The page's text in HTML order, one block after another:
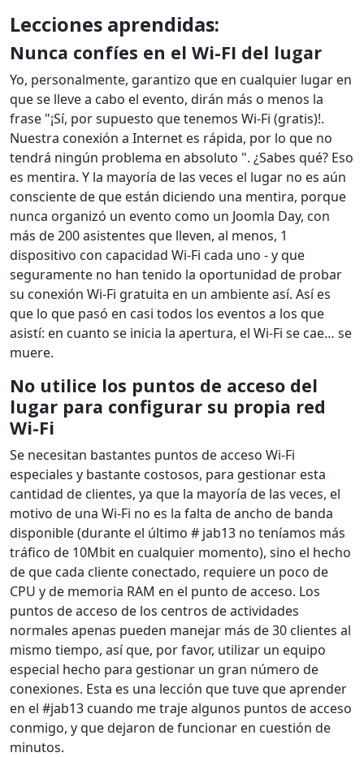
Lecciones aprendidas:
Nunca confíes en el Wi-FI del lugar
Yo, personalmente, garantizo que en cualquier lugar en
que se lleve a cabo el evento, dirán más o menos la
frase "¡Sí, por supuesto que tenemos Wi-Fi (gratis)!.
Nuestra conexión a Internet es rápida, por lo que no
tendrá ningún problema en absoluto ". ¿Sabes qué? Eso
es mentira. Y la mayoría de las veces el lugar no es aún
consciente de que están diciendo una mentira, porque
nunca organizó un evento como un Joomla Day, con
más de 200 asistentes que lleven, al menos, 1
dispositivo con capacidad Wi-Fi cada uno - y que
seguramente no han tenido la oportunidad de probar
su conexión Wi-Fi gratuita en un ambiente así. Así es
que lo que pasó en casi todos los eventos a los que
asistí: en cuanto se inicia la apertura, el Wi-Fi se cae… se
muere.
No utilice los puntos de acceso del
lugar para configurar su propia red
Wi-Fi
Se necesitan bastantes puntos de acceso Wi-Fi
especiales y bastante costosos, para gestionar esta
cantidad de clientes, ya que la mayoría de las veces, el
motivo de una Wi-Fi no es la falta de ancho de banda
disponible (durante el último # jab13 no teníamos más
tráfico de 10Mbit en cualquier momento), sino el hecho
de que cada cliente conectado, requiere un poco de
CPU y de memoria RAM en el punto de acceso. Los
puntos de acceso de los centros de actividades
normales apenas pueden manejar más de 30 clientes al
mismo tiempo, así que, por favor, utilizar un equipo
especial hecho para gestionar un gran número de
conexiones. Esta es una lección que tuve que aprender
en el #jab13 cuando me traje algunos puntos de acceso
conmigo, y que dejaron de funcionar en cuestión de
minutos.